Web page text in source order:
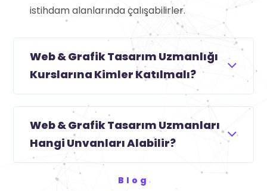
istihdam alanlarında çalışabilirler.
Web & Grafik Tasarım Uzmanlığı
Kurslarına Kimler Katılmalı?
Web & Grafik Tasarım Uzmanları
Hangi Unvanları Alabilir?
Blog